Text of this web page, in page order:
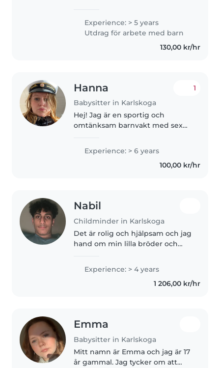
även en första hjälpen-
certifiering. Jag har erfarenhet..
Experience: > 5 years
Utdrag för arbete med barn
130,00 kr/hr
Hanna
Babysitter in Karlskoga
1
Hej! Jag är en sportig och
omtänksam barnvakt med sex
barn då jag har en lillebror som
är 9 år yngre. Jag talar svenska
men kan grundläggande
Experience: > 6 years
100,00 kr/hr
Nabil
Childminder in Karlskoga
Det är rolig och hjälpsam och jag
hand om min lilla bröder och
Experience: > 4 years
1 206,00 kr/hr
Emma
Babysitter in Karlskoga
Mitt namn är Emma och jag är 17
år gammal. Jag tycker om att